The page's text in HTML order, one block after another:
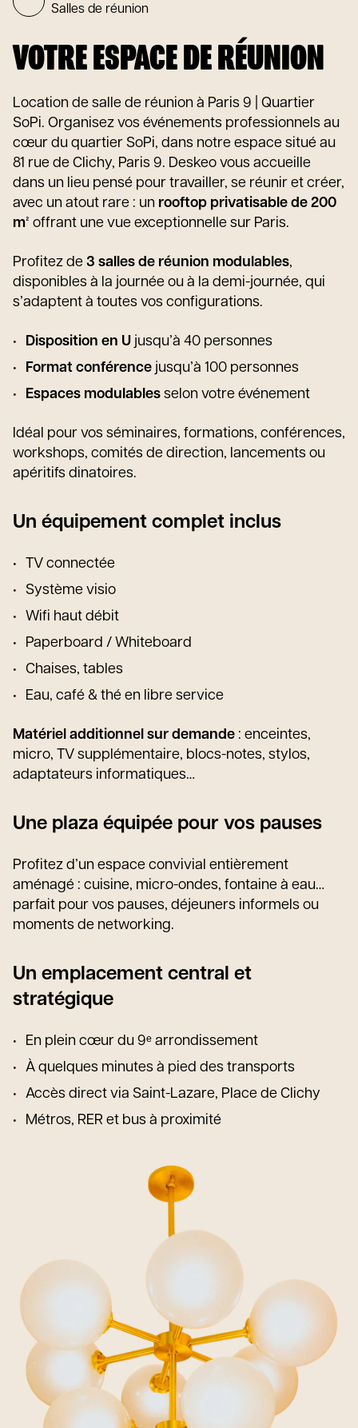
Salles de réunion
VOTRE ESPACE DE RÉUNION
Location de salle de réunion à Paris 9 | Quartier
SoPi. Organisez vos événements professionnels au
cœur du quartier SoPi, dans notre espace situé au
81 rue de Clichy, Paris 9. Deskeo vous accueille
dans un lieu pensé pour travailler, se réunir et créer,
avec un atout rare : un rooftop privatisable de 200
m² offrant une vue exceptionnelle sur Paris.
Profitez de 3 salles de réunion modulables,
disponibles à la journée ou à la demi-journée, qui
s’adaptent à toutes vos configurations.
Disposition en U jusqu’à 40 personnes
Format conférence jusqu’à 100 personnes
Espaces modulables selon votre événement
Idéal pour vos séminaires, formations, conférences,
workshops, comités de direction, lancements ou
apéritifs dinatoires.
Un équipement complet inclus
TV connectée
Système visio
Wifi haut débit
Paperboard / Whiteboard
Chaises, tables
Eau, café & thé en libre service
Matériel additionnel sur demande : enceintes,
micro, TV supplémentaire, blocs-notes, stylos,
adaptateurs informatiques…
Une plaza équipée pour vos pauses
Profitez d’un espace convivial entièrement
aménagé : cuisine, micro-ondes, fontaine à eau…
parfait pour vos pauses, déjeuners informels ou
moments de networking.
Un emplacement central et
stratégique
En plein cœur du 9ᵉ arrondissement
À quelques minutes à pied des transports
Accès direct via Saint-Lazare, Place de Clichy
Métros, RER et bus à proximité